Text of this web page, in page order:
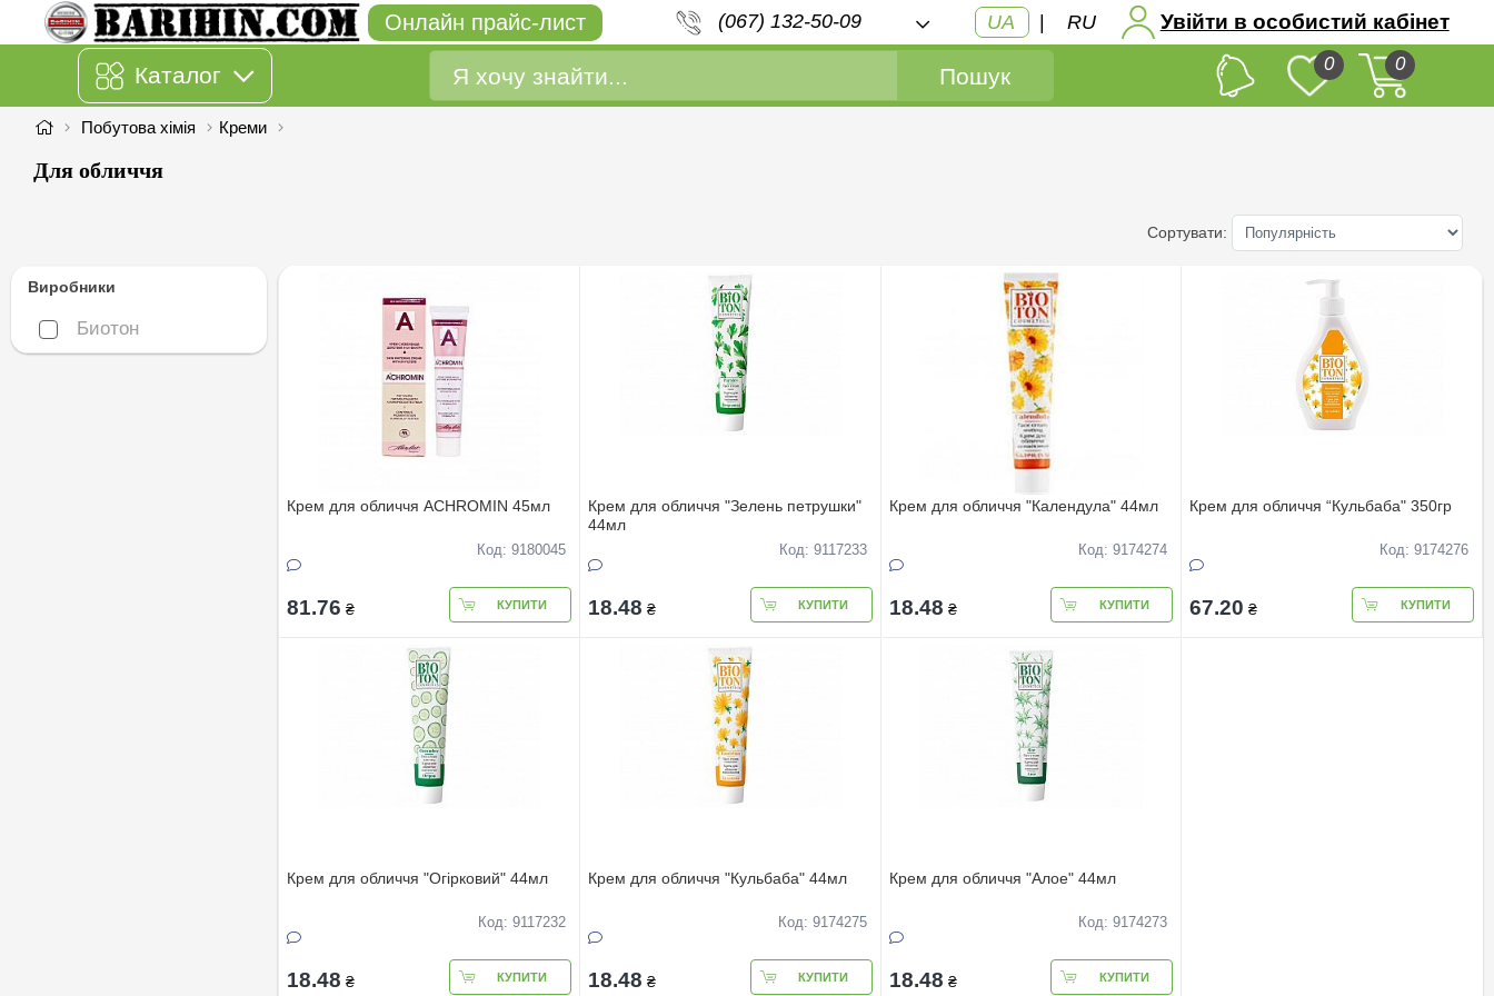
Онлайн прайс-лист (067) 132-50-09 UA | RU Увійти в особистий кабінет
Каталог Пошук 0 0
Побутова хімія Креми
Для обличчя
Сортувати:
Виробники
Биотон
Биотон
Крем для обличчя ACHROMIN 45мл
Код: 9180045
81.76 ₴ КУПИТИ
Крем для обличчя "Зелень петрушки"
44мл
Код: 9117233
18.48 ₴ КУПИТИ
Крем для обличчя "Календула" 44мл
Код: 9174274
18.48 ₴ КУПИТИ
Крем для обличчя “Кульбаба" 350гр
Код: 9174276
67.20 ₴ КУПИТИ
Крем для обличчя "Огірковий" 44мл
Код: 9117232
18.48 ₴ КУПИТИ
Крем для обличчя "Кульбаба" 44мл
Код: 9174275
18.48 ₴ КУПИТИ
Крем для обличчя "Алое" 44мл
Код: 9174273
18.48 ₴ КУПИТИ